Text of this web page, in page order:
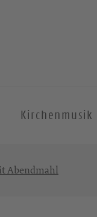
Kirchenmusik
Abendmahl